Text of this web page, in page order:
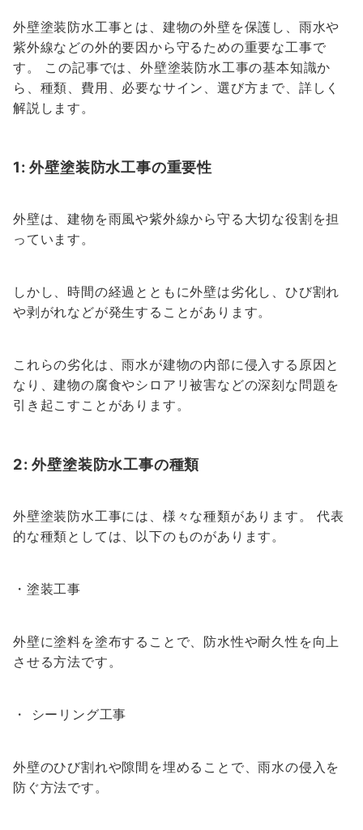
外壁塗装防水工事とは、建物の外壁を保護し、雨水や
紫外線などの外的要因から守るための重要な工事で
す。 この記事では、外壁塗装防水工事の基本知識か
ら、種類、費用、必要なサイン、選び方まで、詳しく
解説します。
1: 外壁塗装防水工事の重要性
外壁は、建物を雨風や紫外線から守る大切な役割を担
っています。
しかし、時間の経過とともに外壁は劣化し、ひび割れ
や剥がれなどが発生することがあります。
これらの劣化は、雨水が建物の内部に侵入する原因と
なり、建物の腐食やシロアリ被害などの深刻な問題を
引き起こすことがあります。
2: 外壁塗装防水工事の種類
外壁塗装防水工事には、様々な種類があります。 代表
的な種類としては、以下のものがあります。
・塗装工事
外壁に塗料を塗布することで、防水性や耐久性を向上
させる方法です。
・ シーリング工事
外壁のひび割れや隙間を埋めることで、雨水の侵入を
防ぐ方法です。